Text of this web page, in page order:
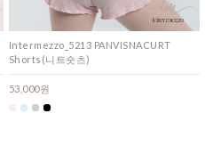
Intermezzo_5213 PANVISNACURT
Shorts(니트숏츠)
53,000원